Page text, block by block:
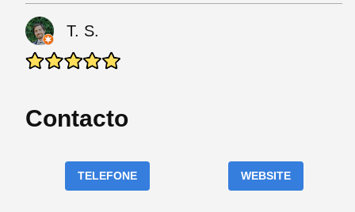
T. S.
Contacto
TELEFONE WEBSITE